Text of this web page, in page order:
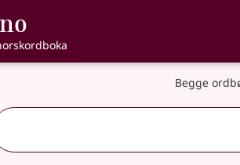
,
Begge